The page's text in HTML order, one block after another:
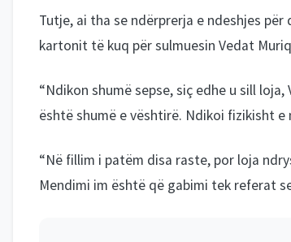
Tutje, ai tha se ndërprerja e ndeshjes
kartonit të kuq për sulmuesin Vedat
“Ndikon shumë sepse, siç edhe u sill
është shumë e vështirë. Ndikoi fizikisht e
“Në fillim i patëm disa raste, por loja
Mendimi im është që gabimi tek referat